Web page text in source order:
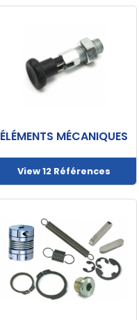
ÉLÉMENTS MÉCANIQUES
View 12 Références